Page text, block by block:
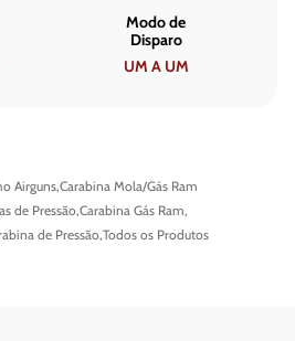
Modo de
Disparo
UM A UM
Airguns,Carabina Mola/Gás Ram
de Pressão,Carabina Gás Ram,
de Pressão,Todos os Produtos